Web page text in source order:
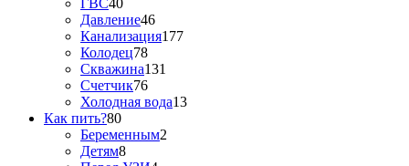
Давление46
Канализация177
Колодец78
Скважина131
Счетчик76
Холодная вода13
Как пить?80
Беременным2
Детям8